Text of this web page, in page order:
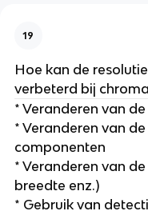
19
Hoe kan de
verbeterd bij
* Veranderen van
* Veranderen van
componenten
* Veranderen van
breedte enz.)
* Gebruik van